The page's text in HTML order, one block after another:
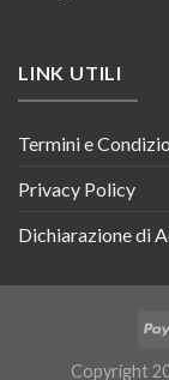
LINK UTILI
Termini e
Privacy Policy
Dichiarazione di
Copyright